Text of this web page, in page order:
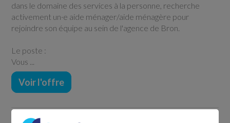
dans le domaine des services à la personne, recherche
activement un·e aide ménager/aide ménagère pour
rejoindre son équipe au sein de l'agence de Bron.
Le poste :
Vous ...
Voir l'offre